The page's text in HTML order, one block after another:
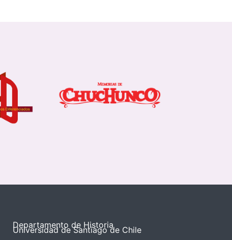
Departamento de Historia
Universidad de Santiago de Chile